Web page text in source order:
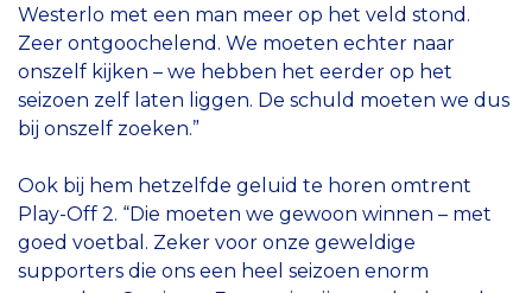
Westerlo met een man meer op het veld stond.
Zeer ontgoochelend. We moeten echter naar
onszelf kijken – we hebben het eerder op het
seizoen zelf laten liggen. De schuld moeten we dus
bij onszelf zoeken.”
Ook bij hem hetzelfde geluid te horen omtrent
Play-Off 2. “Die moeten we gewoon winnen – met
goed voetbal. Zeker voor onze geweldige
supporters die ons een heel seizoen enorm